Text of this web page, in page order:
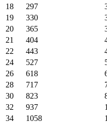
18
297
19
330
20
365
21
404
22
443
24
527
26
618
28
717
30
823
32
937
34
1058